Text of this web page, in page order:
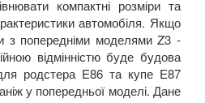
компактні розміри та
автомобіля. Якщо
з попередніми моделями Z3 -
відмінністю буде будова
родстера E86 та купе E87
у попередньої моделі. Дане